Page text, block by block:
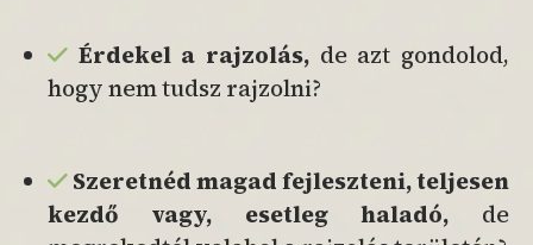
Érdekel a rajzolás, de azt gondolod,
hogy nem tudsz rajzolni?
Szeretnéd magad fejleszteni,teljesen
kezdő vagy, esetleg
haladó, de